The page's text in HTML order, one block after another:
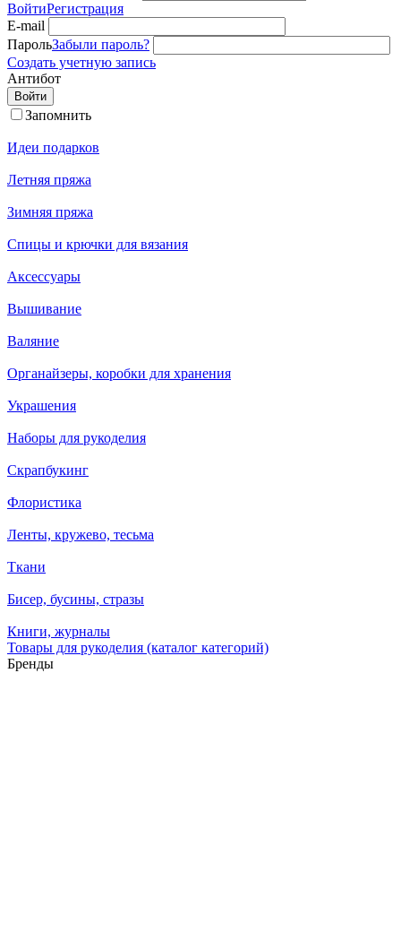
ВойтиРегистрация
E-mail
ПарольЗабыли пароль?
Создать учетную запись
Антибот
Войти
Запомнить
Идеи подарков
Летняя пряжа
Зимняя пряжа
Спицы и крючки для вязания
Аксессуары
Вышивание
Валяние
Органайзеры, коробки для хранения
Украшения
Наборы для рукоделия
Скрапбукинг
Флористика
Ленты, кружево, тесьма
Ткани
Бисер, бусины, стразы
Книги, журналы
Товары для рукоделия (каталог категорий)
Бренды